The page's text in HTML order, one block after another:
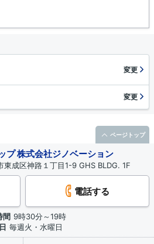
変更
変更
プ 株式会社ジノベーション
成区神路１丁目1-9 GHS BLDG. 1F
電話する
間 9時30分～19時
毎週火・水曜日
ページトップ